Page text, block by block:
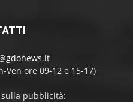
Ven ore 09-12 e 15-17)
pubblicità: